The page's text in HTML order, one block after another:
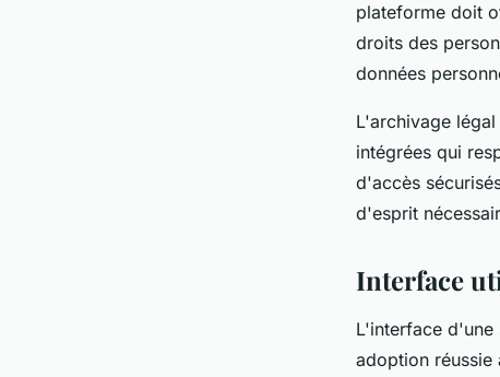
plateforme doit
droits des
données
L'archivage
intégrées qui
d'accès
d'esprit
Interface
L'interface d'une
adoption réussie